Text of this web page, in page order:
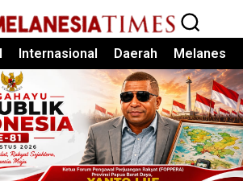
Internasional Daerah Melanesia